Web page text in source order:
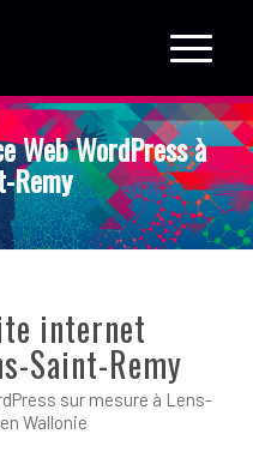
Web WordPress à
Remy
internet
Saint-Remy
sur mesure à Lens-
Wallonie